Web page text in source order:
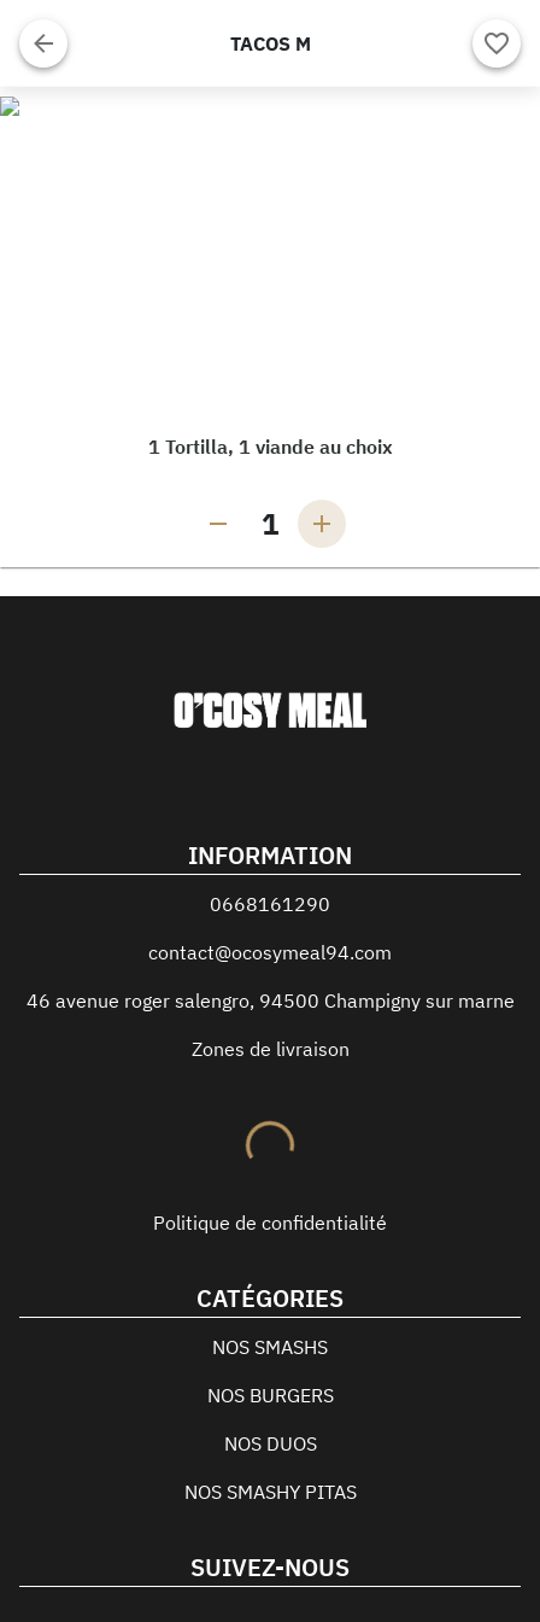
TACOS M
1 Tortilla, 1 viande au choix
1
INFORMATION
0668161290
contact@ocosymeal94.com
46 avenue roger salengro, 94500 Champigny sur marne
Zones de livraison
Politique de confidentialité
CATÉGORIES
NOS SMASHS
NOS BURGERS
NOS DUOS
NOS SMASHY PITAS
SUIVEZ-NOUS